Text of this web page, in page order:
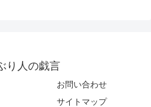
り人の戯言
お問い合わせ
サイトマップ